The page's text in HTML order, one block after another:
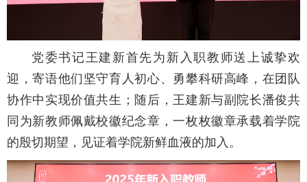
党委书记王建新首先为新入职教师送上诚挚欢
迎，寄语他们坚守育人初心、勇攀科研高峰，在团队
协作中实现价值共生；随后，王建新与副院长潘俊共
同为新教师佩戴校徽纪念章，一枚枚徽章承载着学院
的殷切期望，见证着学院新鲜血液的加入。